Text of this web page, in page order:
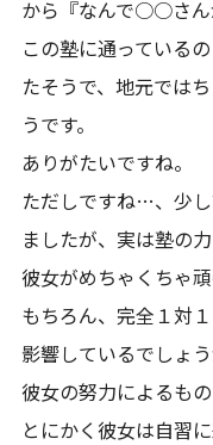
から『なんで○○さん
この塾に通っている
たそうで、地元では
うです。
ありがたいですね。
ただしですね…、少
ましたが、実は塾の
彼女がめちゃくちゃ
もちろん、完全１対
影響しているでしょ
彼女の努力によるもの
とにかく彼女は自習に